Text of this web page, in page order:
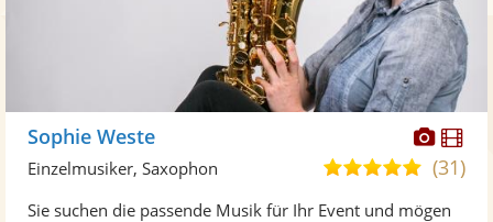
Sophie Weste
5,0(31)
Einzelmusiker, Saxophon
Sie suchen die passende Musik für Ihr Event und mögen